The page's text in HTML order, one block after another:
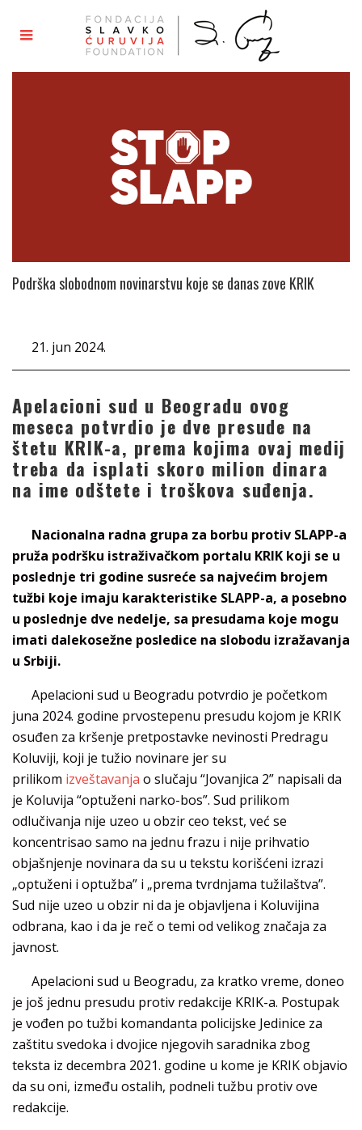
Podrška slobodnom novinarstvu koje se danas zove KRIK
21. jun 2024.
Apelacioni sud u Beogradu ovog
meseca potvrdio je dve presude na
štetu KRIK-a, prema kojima ovaj medij
treba da isplati skoro milion dinara
na ime odštete i troškova suđenja.
Nacionalna radna grupa za borbu protiv SLAPP-a
pruža podršku istraživačkom portalu KRIK koji se u
poslednje tri godine susreće sa najvećim brojem
tužbi koje imaju karakteristike SLAPP-a, a posebno
u poslednje dve nedelje, sa presudama koje mogu
imati dalekosežne posledice na slobodu izražavanja
u Srbiji.
Apelacioni sud u Beogradu potvrdio je početkom
juna 2024. godine prvostepenu presudu kojom je KRIK
osuđen za kršenje pretpostavke nevinosti Predragu
Koluviji, koji je tužio novinare jer su
prilikom izveštavanja o slučaju “Jovanjica 2” napisali da
je Koluvija “optuženi narko-bos”. Sud prilikom
odlučivanja nije uzeo u obzir ceo tekst, već se
koncentrisao samo na jednu frazu i nije prihvatio
objašnjenje novinara da su u tekstu korišćeni izrazi
„optuženi i optužba” i „prema tvrdnjama tužilaštva”.
Sud nije uzeo u obzir ni da je objavljena i Koluvijina
odbrana, kao i da je reč o temi od velikog značaja za
javnost.
Apelacioni sud u Beogradu, za kratko vreme, doneo
je još jednu presudu protiv redakcije KRIK-a. Postupak
je vođen po tužbi komandanta policijske Jedinice za
zaštitu svedoka i dvojice njegovih saradnika zbog
teksta iz decembra 2021. godine u kome je KRIK objavio
da su oni, između ostalih, podneli tužbu protiv ove
redakcije.